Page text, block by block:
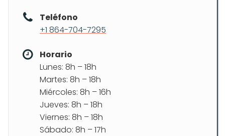
Teléfono
+1 864-704-7295
Horario
Lunes: 8h – 18h
Martes: 8h – 18h
Miércoles: 8h – 16h
Jueves: 8h – 18h
Viernes: 8h – 18h
Sábado: 8h – 17h